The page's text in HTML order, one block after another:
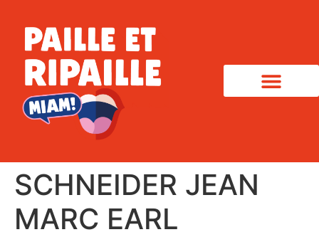
SCHNEIDER JEAN
MARC EARL